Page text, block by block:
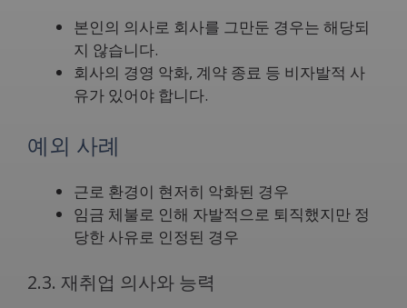
본인의 의사로 회사를 그만둔 경우는 해당되
지 않습니다.
회사의 경영 악화, 계약 종료 등 비자발적 사
유가 있어야 합니다.
예외 사례
근로 환경이 현저히 악화된 경우
임금 체불로 인해 자발적으로 퇴직했지만 정
당한 사유로 인정된 경우
2.3. 재취업 의사와 능력